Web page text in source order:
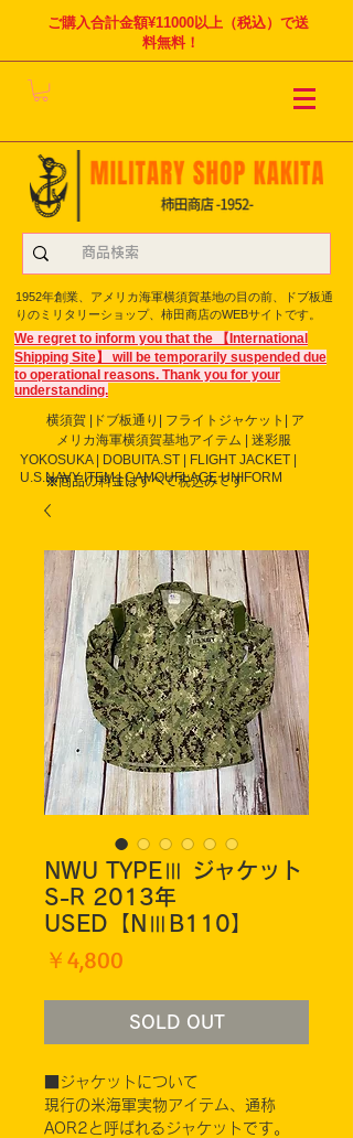
ご購入合計金額¥11000以上（税込）で送
料無料！
1952年創業、アメリカ海軍横須賀基地の目の前、ドブ板通
りのミリタリーショップ、柿田商店のWEBサイトです。
We regret to inform you that the 【International
Shipping Site】 will be temporarily suspended due
to operational reasons. Thank you for your
understanding.
横須賀 |ドブ板通り| フライト ジャケット| ア
メリカ海軍横須賀基地アイテム | 迷彩服
YOKOSUKA | DOBUITA.ST | FLIGHT JACKET |
U.S.NAVY ITEM | CAMOUFLAGE UNIFORM
※商品の料金はすべて税込みです
NWU TYPEⅢ ジャケット
S-R 2013年
USED【NⅢB110】
￥4,800
SOLD OUT
■ジャケットについて
現行の米海軍実物アイテム、通称
AOR2と呼ばれるジャケットです。